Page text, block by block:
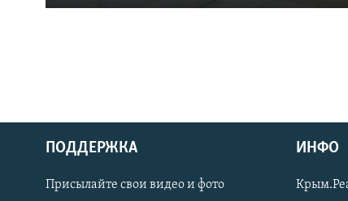
Українською
ПОДДЕРЖКА
Присылайте свои видео и фото
ИНФО